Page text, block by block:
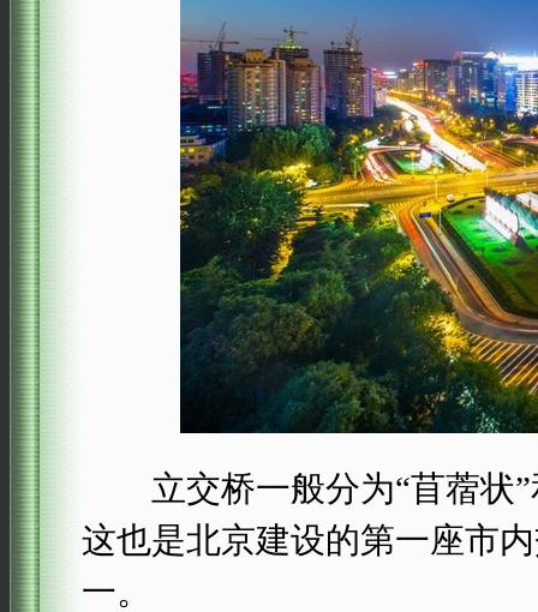
立交桥一般分为“苜蓿状”
这也是北京建设的第一座市
一。